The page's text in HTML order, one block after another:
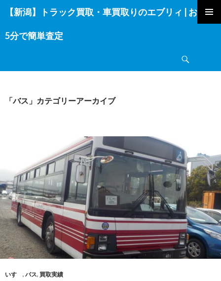
【新潟】トラック買取・車買取りのエブリィ | お電話
5分で簡単査定
ン
テ
へ
ッ「バス」カテゴリーアーカイブ
いすゞ , バス, 買取実績